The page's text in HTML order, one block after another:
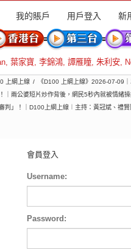
我的賬戶 用戶登入 新
, 葉家寶, 李錦鴻, 譚雁瞳, 朱利安,
上綱上線
《D100 上綱上線》2026-07-09
｜兩公婆短片炒作背後，網民5秒內就被情緒
判」！｜D100上綱上線︱主持：黃冠斌、禮
會員登入
Username:
Password: